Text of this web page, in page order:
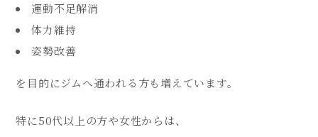
運動不足解消
体力維持
姿勢改善
を目的にジムへ通われる方も増えています。
特に50代以上の方や女性からは、